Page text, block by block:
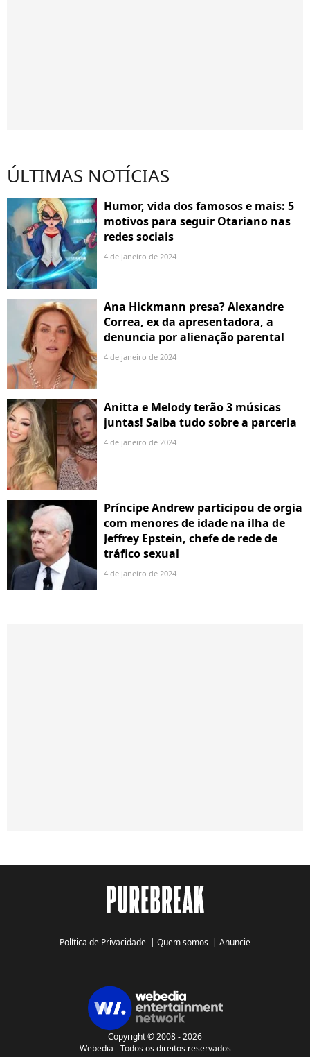
ÚLTIMAS NOTÍCIAS
Humor, vida dos famosos e mais: 5
motivos para seguir Otariano nas
redes sociais
4 de janeiro de 2024
Ana Hickmann presa? Alexandre
Correa, ex da apresentadora, a
denuncia por alienação parental
4 de janeiro de 2024
Anitta e Melody terão 3 músicas
juntas! Saiba tudo sobre a parceria
4 de janeiro de 2024
Príncipe Andrew participou de orgia
com menores de idade na ilha de
Jeffrey Epstein, chefe de rede de
tráfico sexual
4 de janeiro de 2024
Política de Privacidade | Quem somos | Anuncie
Copyright © 2008 - 2026
Webedia - Todos os direitos reservados